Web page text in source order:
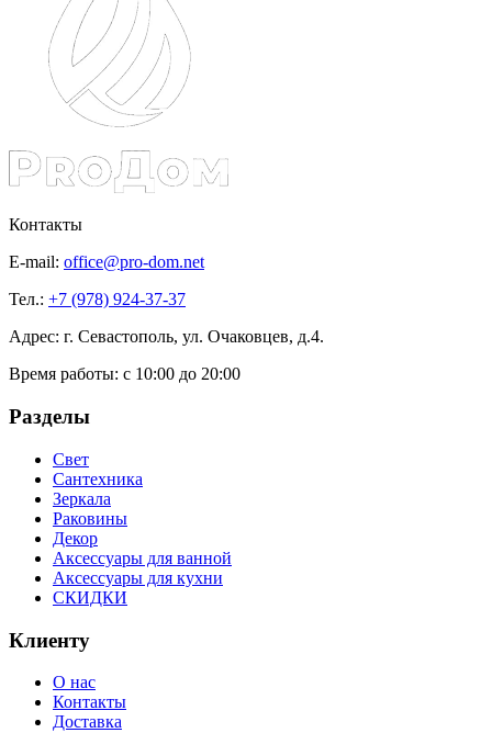
Контакты
E-mail: office@pro-dom.net
Тел.: +7 (978) 924-37-37
Адрес: г. Севастополь, ул. Очаковцев, д.4.
Время работы: с 10:00 до 20:00
Разделы
Свет
Сантехника
Зеркала
Раковины
Декор
Аксессуары для ванной
Аксессуары для кухни
СКИДКИ
Клиенту
О нас
Контакты
Доставка